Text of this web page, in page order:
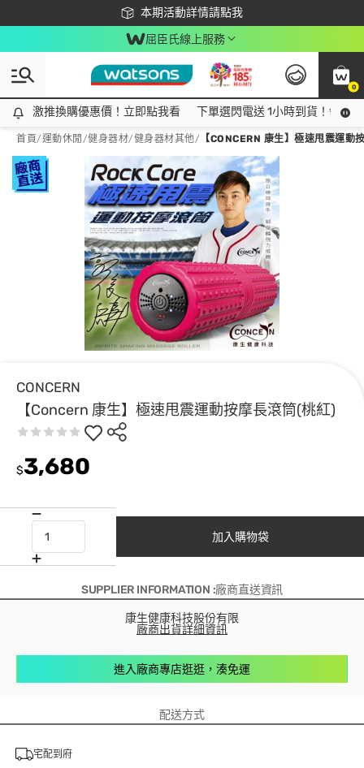
本期活動詳情請點我
下載app最高回饋$350
屈臣氏線上服務
0
激推換購優惠價！立即點我看
激推換購優惠價！立即點我看 下單選閃電送 1小時到貨！領神
首頁/運動休閒 /健身器材/健身器材其他/ 【CONCERN 康生】極速甩震運動
CONCERN
【Concern 康生】極速甩震運動按摩長滾筒(桃紅)
$3,680
加入購物袋
SUPPLIER INFORMATION :廠商直送資訊
康生健康科技股份有限
廠商出貨詳細資訊
進入廠商專店逛逛，湊免運
配送方式
宅配到府